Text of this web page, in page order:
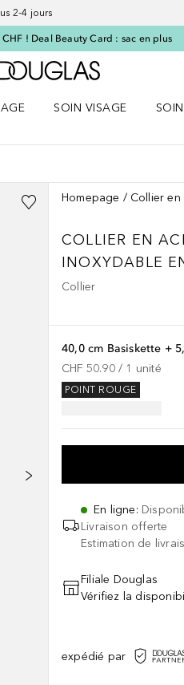
2-4 jours
! Deal Beauty Card : sac en plus
Vers l'accueil
SOIN VISAGE
Homepage Collier
COLLIER EN
INOXYDABLE
Collier
40,0 cm Basiskette +
CHF 50.90 / 1 unité
POINT ROUGE
En ligne:
Livraison offerte
Estimation de
Filiale Douglas
Vérifiez la
expédié par